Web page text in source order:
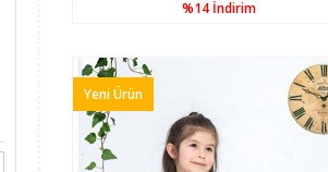
%14 İndirim
Yeni Ürün